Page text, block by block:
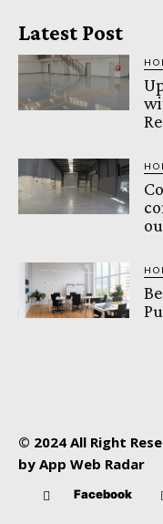
Latest Post
© 2024 All Right
by App Web Radar
Facebook